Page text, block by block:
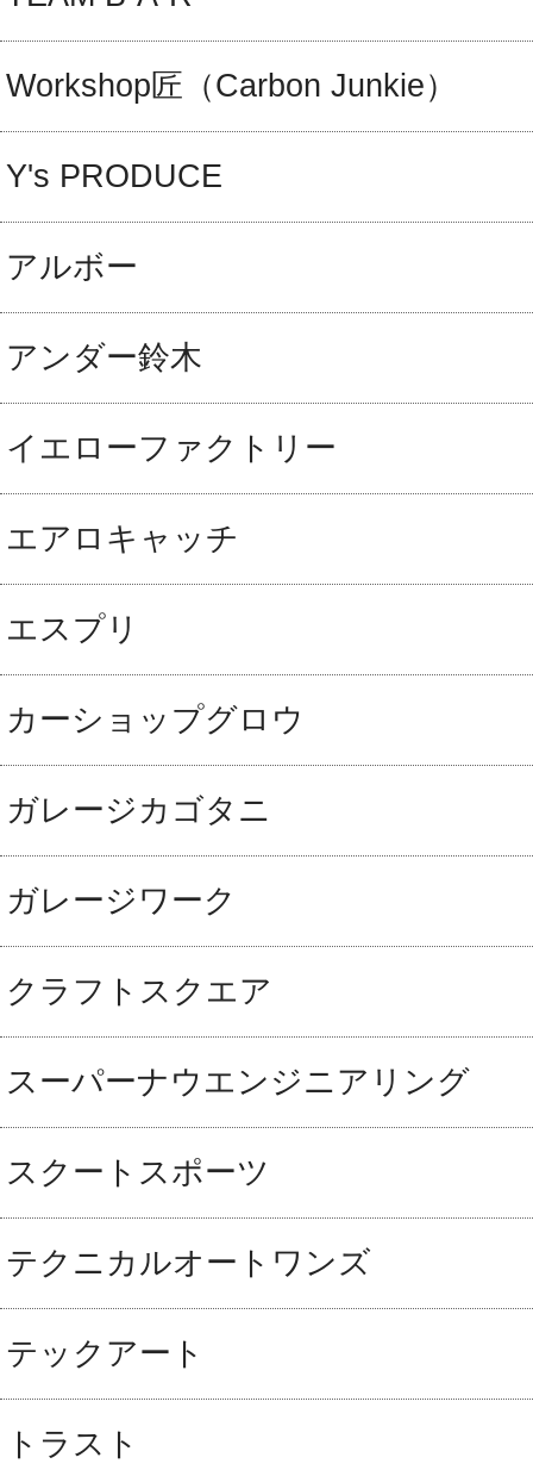
Workshop匠（Carbon Junkie）
Y's PRODUCE
アルボー
アンダー鈴木
イエローファクトリー
エアロキャッチ
エスプリ
カーショップグロウ
ガレージカゴタニ
ガレージワーク
クラフトスクエア
スーパーナウエンジニアリング
スクートスポーツ
テクニカルオートワンズ
テックアート
トラスト